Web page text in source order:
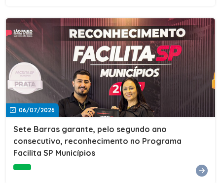
06/07/2026
Sete Barras garante, pelo segundo ano
consecutivo, reconhecimento no Programa
Facilita SP Municípios